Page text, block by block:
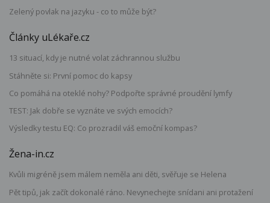
Zelený povlak na jazyku - co to může být?
Články uLékaře.cz
13 situací, kdy je nutné volat záchrannou službu
Stáhněte si: První pomoc do kapsy
Co pomáhá na oteklé nohy? Podpořte správné proudění lymfy
TEST: Jak dobře se vyznáte ve svých emocích?
Výsledky testu EQ: Co prozradil váš emoční kompas?
Žena-in.cz
Kvůli migréně jsem málem neměla ani děti, svěřuje se Helena
Pět tipů, jak začít dokonalé ráno. Nevynechejte snídani ani protažení